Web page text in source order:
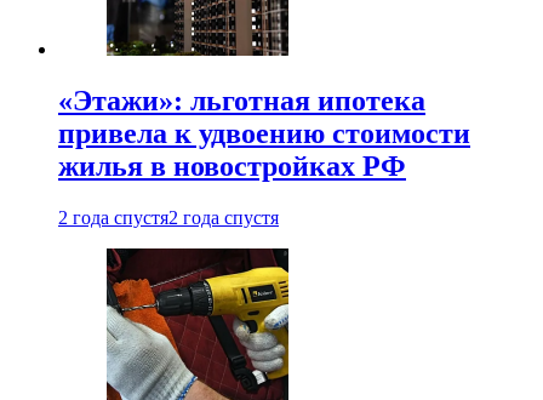
«Этажи»: льготная ипотека
привела к удвоению стоимости
жилья в новостройках РФ
2 года спустя2 года спустя